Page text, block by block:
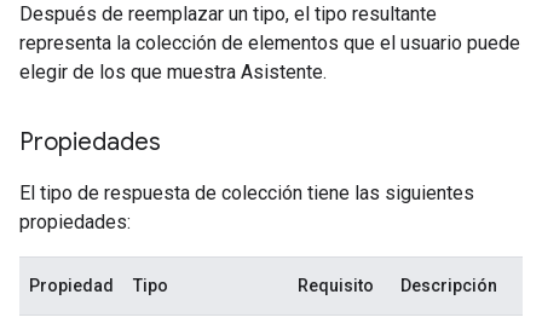
Después de reemplazar un tipo, el tipo resultante
representa la colección de elementos que el usuario puede
elegir de los que muestra Asistente.
Propiedades
El tipo de respuesta de colección tiene las siguientes
propiedades:
Propiedad Tipo Requisito Descripción